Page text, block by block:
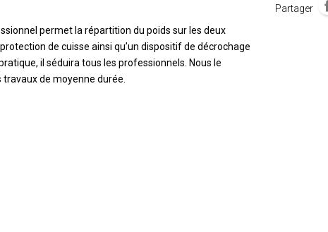
permet la répartition du poids sur les deux
de cuisse ainsi qu’un dispositif de décrochage
il séduira tous les professionnels. Nous le
de moyenne durée.
Partager